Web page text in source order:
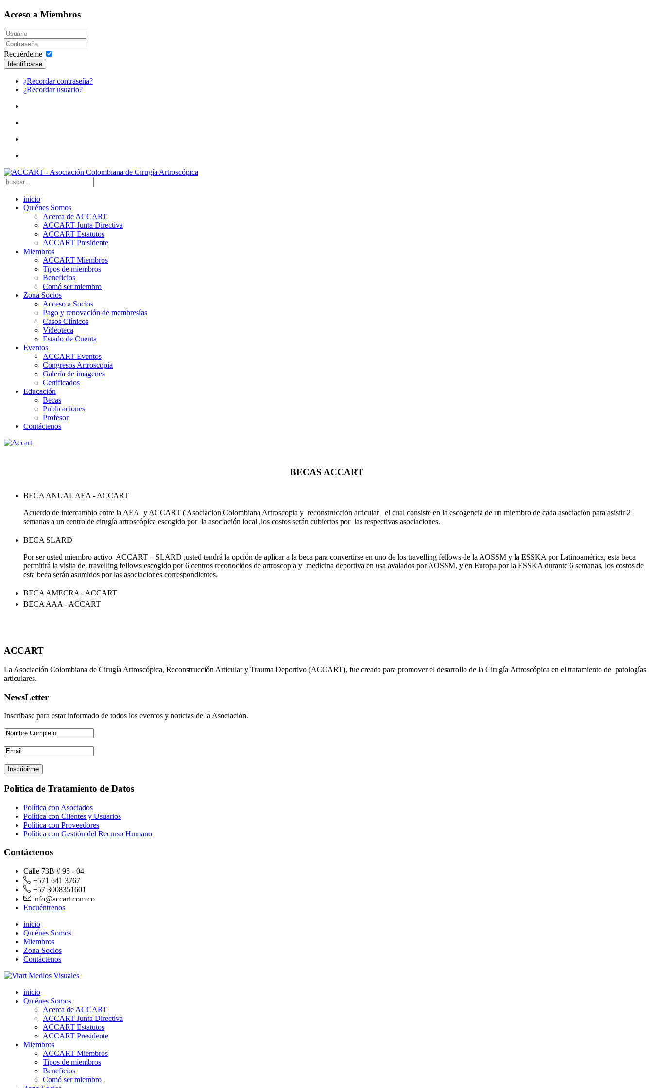
Acceso a Miembros
Recuérdeme
Identificarse
¿Recordar contraseña?
¿Recordar usuario?
inicio
Quiénes Somos
Acerca de ACCART
ACCART Junta Directiva
ACCART Estatutos
ACCART Presidente
Miembros
ACCART Miembros
Tipos de miembros
Beneficios
Comó ser miembro
Zona Socios
Acceso a Socios
Pago y renovación de membresías
Casos Clínicos
Videoteca
Estado de Cuenta
Eventos
ACCART Eventos
Congresos Artroscopia
Galería de imágenes
Certificados
Educación
Becas
Publicaciones
Profesor
Contáctenos
BECAS ACCART
BECA ANUAL AEA - ACCART
Acuerdo de intercambio entre la AEA y ACCART ( Asociación Colombiana Artroscopia y reconstrucción articular
el cual consiste en la escogencia de un miembro de cada asociación para asistir 2
semanas a un centro de cirugía artroscópica escogido por la asociación local ,los costos serán cubiertos por las respectivas asociaciones.
BECA SLARD
Por ser usted miembro activo ACCART – SLARD ,usted tendrá la opción de aplicar a la beca para convertirse en uno de los travelling fellows de la AOSSM y la ESSKA por Latinoamérica, esta beca
permitirá la visita del travelling fellows escogido por 6 centros reconocidos de artroscopia y medicina deportiva en usa avalados por AOSSM, y en Europa por la ESSKA durante 6 semanas, los costos de
esta beca serán asumidos por las asociaciones correspondientes.
BECA AMECRA - ACCART
BECA AAA - ACCART
ACCART
La Asociación Colombiana de Cirugía Artroscópica, Reconstrucción Articular y Trauma Deportivo (ACCART), fue creada para promover el desarrollo de la Cirugía Artroscópica en el tratamiento de patologías
articulares.
NewsLetter
Inscríbase para estar informado de todos los eventos y noticias de la Asociación.
Política de Tratamiento de Datos
Política con Asociados
Política con Clientes y Usuarios
Política con Proveedores
Política con Gestión del Recurso Humano
Contáctenos
Calle 73B # 95 - 04
+571 641 3767
+57 3008351601
info@accart.com.co
Encuéntrenos
inicio
Quiénes Somos
Miembros
Zona Socios
Contáctenos
inicio
Quiénes Somos
Acerca de ACCART
ACCART Junta Directiva
ACCART Estatutos
ACCART Presidente
Miembros
ACCART Miembros
Tipos de miembros
Beneficios
Comó ser miembro